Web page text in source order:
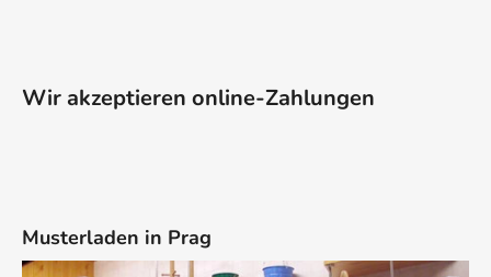
Wir akzeptieren online-Zahlungen
Musterladen in Prag